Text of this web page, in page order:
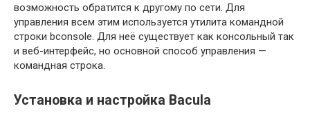
возможность обратится к другому по сети. Для
управления всем этим используется утилита командной
строки bconsole. Для неё существует как консольный так
и веб-интерфейс, но основной способ управления —
командная строка.
Установка и настройка Bacula